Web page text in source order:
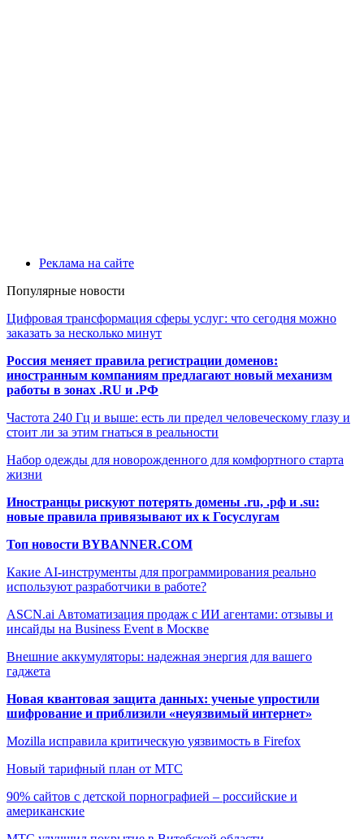
Реклама на сайте
Популярные новости
Цифровая трансформация сферы услуг: что сегодня можно
заказать за несколько минут
Россия меняет правила регистрации доменов:
иностранным компаниям предлагают новый механизм
работы в зонах .RU и .РФ
Частота 240 Гц и выше: есть ли предел человеческому глазу и
стоит ли за этим гнаться в реальности
Набор одежды для новорожденного для комфортного старта
жизни
Иностранцы рискуют потерять домены .ru, .рф и .su:
новые правила привязывают их к Госуслугам
Топ новости BYBANNER.COM
Какие AI-инструменты для программирования реально
используют разработчики в работе?
ASCN.ai Автоматизация продаж с ИИ агентами: отзывы и
инсайды на Business Event в Москве
Внешние аккумуляторы: надежная энергия для вашего
гаджета
Новая квантовая защита данных: ученые упростили
шифрование и приблизили «неуязвимый интернет»
Mozilla исправила критическую уязвимость в Firefox
Новый тарифный план от МТС
90% сайтов с детской порнографией – российские и
американские